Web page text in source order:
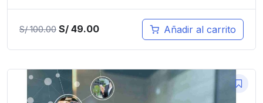
S/100.00 El
era:
S/ 100.00.
S/ 49.00El
es:
S/ 49.00.
Añadir al carrito